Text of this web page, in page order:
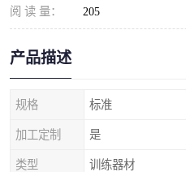
阅 读 量： 205
产品描述
规格 标准
加工定制 是
类型 训练器材